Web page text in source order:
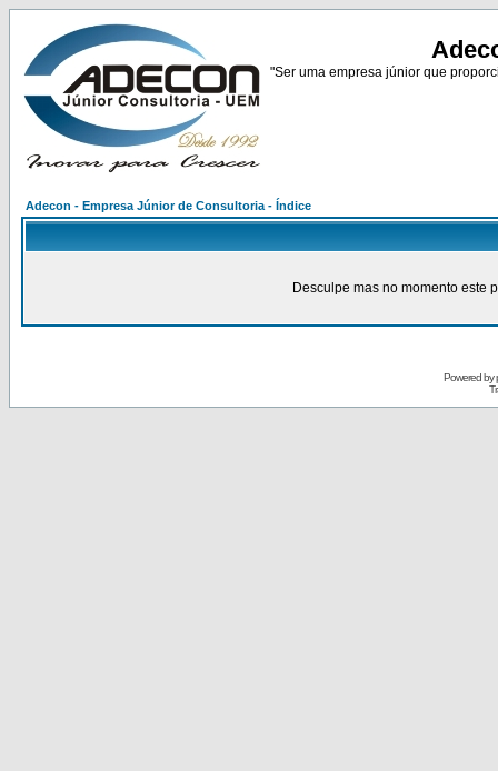
"Ser uma empresa júnior que
Adecon - Empresa Júnior de Consultoria - Índice
Desculpe mas no momento este
Powered by